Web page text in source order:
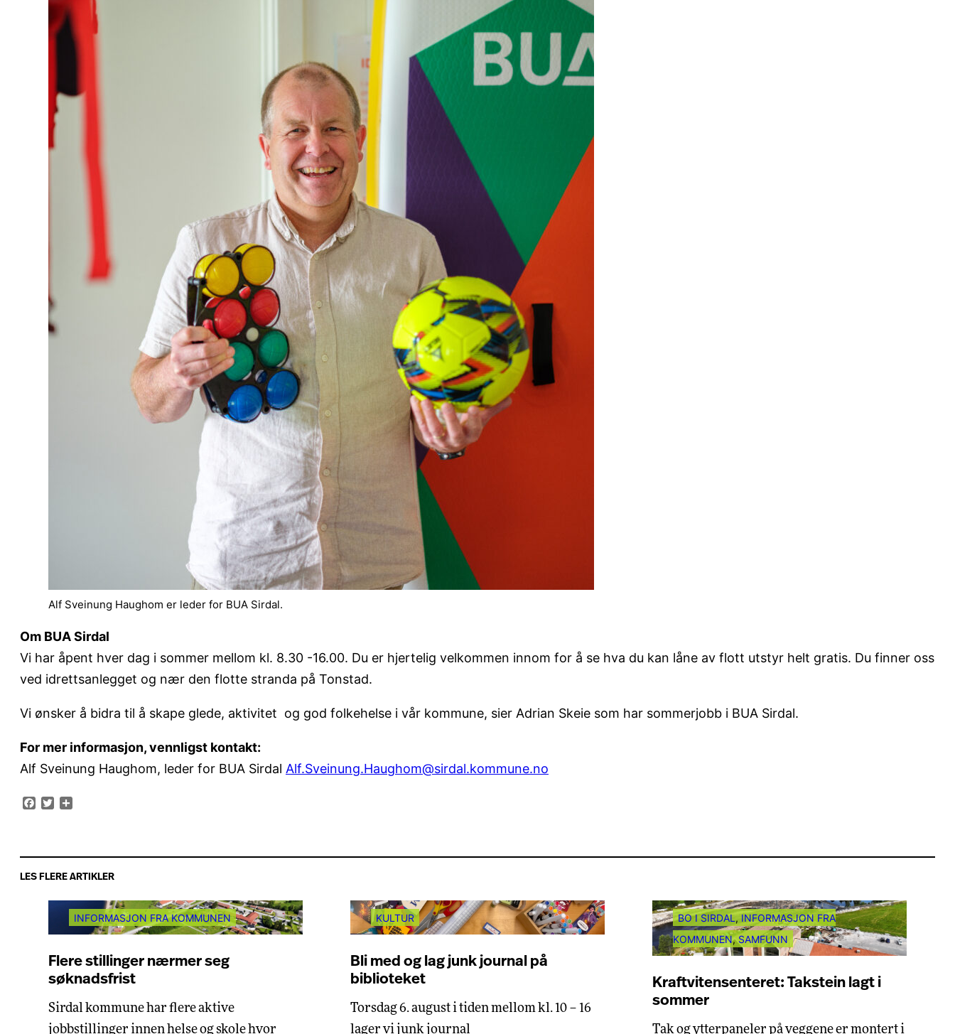
Alf Sveinung Haughom er leder for BUA Sirdal.
Om BUA Sirdal
Vi har åpent hver dag i sommer mellom kl. 8.30 -16.00. Du er hjertelig velkommen innom for å se hva du kan låne av flott utstyr helt gratis. Du finner oss
ved idrettsanlegget og nær den flotte stranda på Tonstad.
Vi ønsker å bidra til å skape glede, aktivitet og god folkehelse i vår kommune, sier Adrian Skeie som har sommerjobb i BUA Sirdal.
For mer informasjon, vennligst kontakt:
Alf Sveinung Haughom, leder for BUA Sirdal Alf.Sveinung.Haughom@sirdal.kommune.no
Facebook
Twitter
LES FLERE ARTIKLER
INFORMASJON FRA KOMMUNEN
Flere stillinger nærmer seg
søknadsfrist
Sirdal kommune har flere aktive
jobbstillinger innen helse og skole hvor
KULTUR
Bli med og lag junk journal på
biblioteket
Torsdag 6. august i tiden mellom kl. 10 – 16
lager vi junk journal
BO I SIRDAL, INFORMASJON FRA
KOMMUNEN, SAMFUNN
Kraftvitensenteret: Takstein lagt i
sommer
Tak og ytterpaneler på veggene er montert i